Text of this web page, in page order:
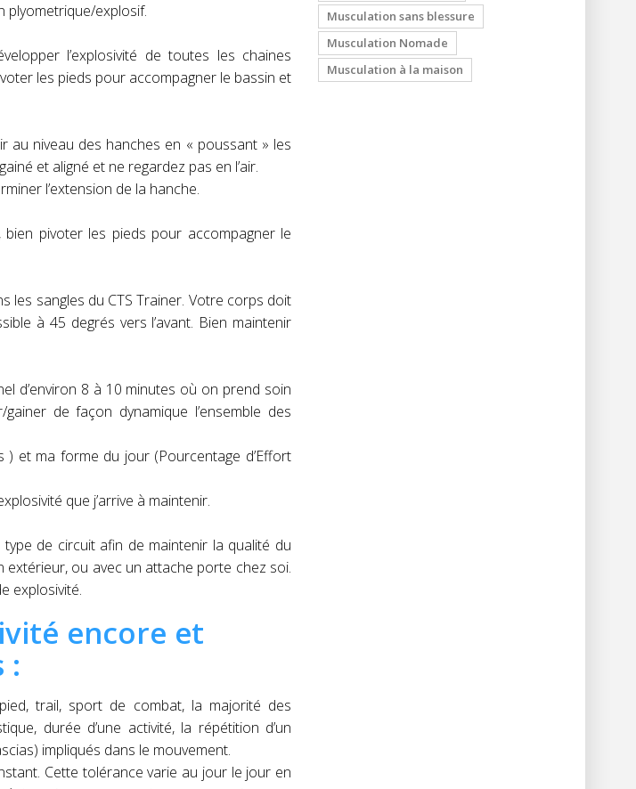
plyometrique/explosif.
l’explosivité de toutes les chaines
les pieds pour accompagner le bassin et
au niveau des hanches en « poussant » les
et aligné et ne regardez pas en l’air.
l’extension de la hanche.
pivoter les pieds pour accompagner le
les sangles du CTS Trainer. Votre corps doit
à 45 degrés vers l’avant. Bien maintenir
d’environ 8 à 10 minutes où on prend soin
de façon dynamique l’ensemble des
) et ma forme du jour (Pourcentage d’Effort
que j’arrive à maintenir.
de circuit afin de maintenir la qualité du
extérieur, ou avec un attache porte chez soi.
explosivité.
encore et
:
trail, sport de combat, la majorité des
durée d’une activité, la répétition d’un
impliqués dans le mouvement.
Cette tolérance varie au jour le jour en
Musculation sans blessure
Musculation Nomade
Musculation à la maison